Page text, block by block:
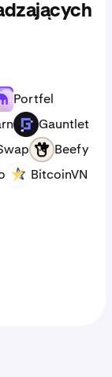
Portfel
Gauntlet
Beefy
BitcoinVN